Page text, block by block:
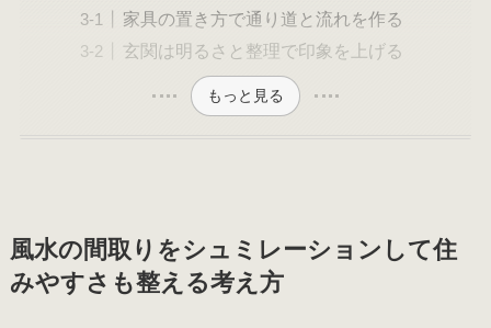
家具の置き方で通り道と流れを作る
玄関は明るさと整理で印象を上げる
もっと見る
風水の間取りをシュミレーションして住
みやすさも整える考え方